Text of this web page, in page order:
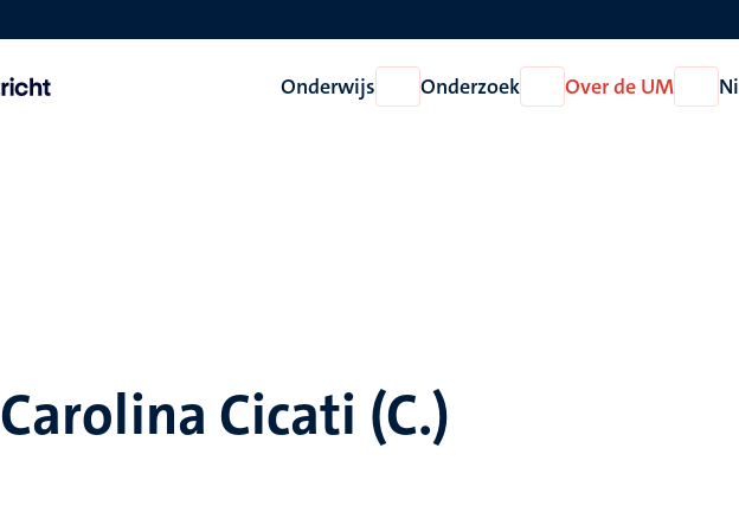
Onderwijs
Open
Onderwijs
Onderzoek
Open
Onderzoek
Over de UM
Open
Over
Carolina Cicati (C.)